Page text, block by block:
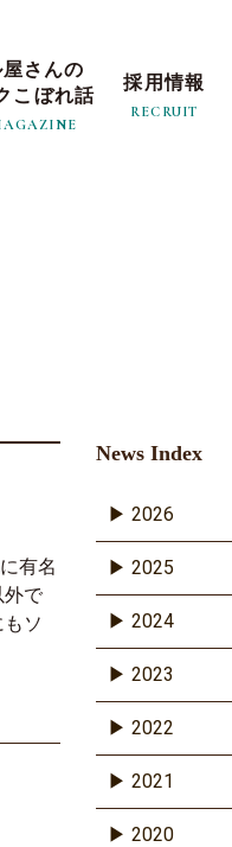
さんの
こぼれ話
採用情報
RECRUIT
有名
外で
ソ
News Index
2026
2025
2024
2023
2022
2021
2020